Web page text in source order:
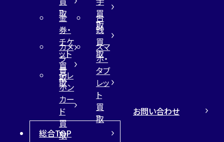
取
買
取
金
券・
チケ
ット
買
取
古
銭
買
取
カメ
ラ
買
取
スマ
ホ・
タブ
レッ
ト
買
取
テレ
ホン
カー
ド
買
取
総合TOP
お問い合わせ